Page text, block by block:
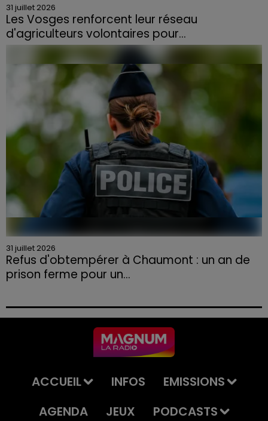
31 juillet 2026
Les Vosges renforcent leur réseau
d'agriculteurs volontaires pour...
Face à la sécheresse et aux risques de départs de feu,
la Chambre d'agriculture des Vosges a lancé un appel
aux agriculteurs volontaires pour venir en aide...
31 juillet 2026
Refus d'obtempérer à Chaumont : un an de
prison ferme pour un...
permis et la confiscation de son véhicule.
ACCUEIL INFOS
EMISSIONS
AGENDA
JEUX
PODCASTS